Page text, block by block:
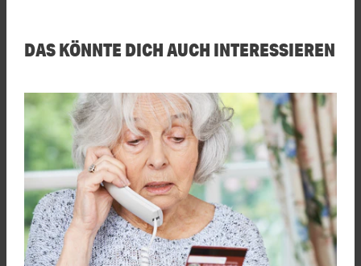
DAS KÖNNTE DICH AUCH INTERESSIEREN